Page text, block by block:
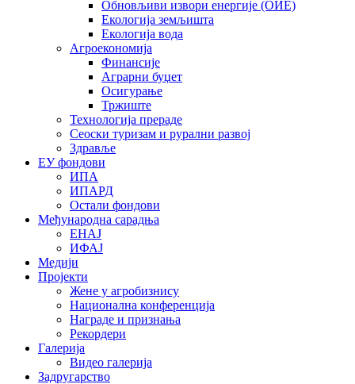
Обновљиви извори енергије (ОИЕ)
Екологија земљишта
Екологија вода
Агроекономија
Финансије
Аграрни буџет
Осигурање
Тржиште
Технологија прераде
Сеоски туризам и рурални развој
Здравље
ЕУ фондови
ИПА
ИПАРД
Остали фондови
Међународна сарадња
ЕНАЈ
ИФАЈ
Медији
Пројекти
Жене у агробизнису
Национална конференција
Награде и признања
Рекордери
Галерија
Видео галерија
Задругарство